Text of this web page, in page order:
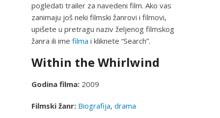
pogledati trailer za navedeni film. Ako vas
zanimaju još neki filmski žanrovi i filmovi,
upišete u pretragu naziv željenog filmskog
žanra ili ime filma i kliknete “Search”.
Within the Whirlwind
Godina filma: 2009
Filmski žanr: Biografija, drama